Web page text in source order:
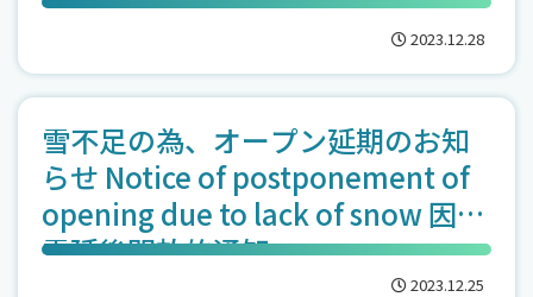
2023.12.28
雪不足の為、オープン延期のお知
らせ Notice of postponement of
opening due to lack of snow 因缺
雪延後開放的通知
2023.12.25